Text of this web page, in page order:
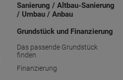
Sanierung / Altbau-Sanierung
/ Umbau / Anbau
Grundstück und Finanzierung
Das passende Grundstück
finden
Finanzierung